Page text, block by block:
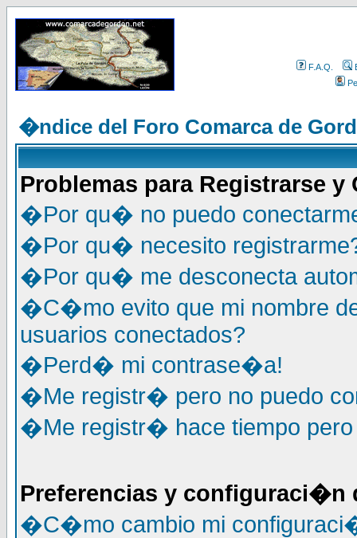
F.A.Q.
�ndice del Foro Comarca de
Problemas para Registrarse y
�Por qu� no puedo
�Por qu� necesito
�Por qu� me desconecta
�C�mo evito que mi nombre
usuarios conectados?
�Perd� mi contrase�a!
�Me registr� pero no puedo
�Me registr� hace tiempo pero
Preferencias y configuraci�n
�C�mo cambio mi